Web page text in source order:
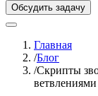
Обсудить задачу
Главная
/Блог
/Скрипты
ветвлениями